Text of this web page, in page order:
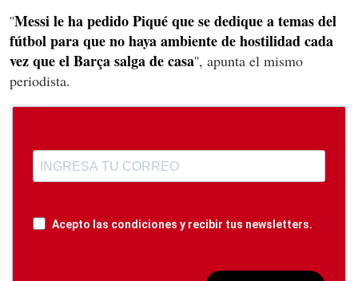
''Messi le ha pedido Piqué que se dedique a temas del
fútbol para que no haya ambiente de hostilidad cada
vez que el Barça salga de casa'', apunta el mismo
periodista.
Acepto las condiciones y recibir tus newsletters.